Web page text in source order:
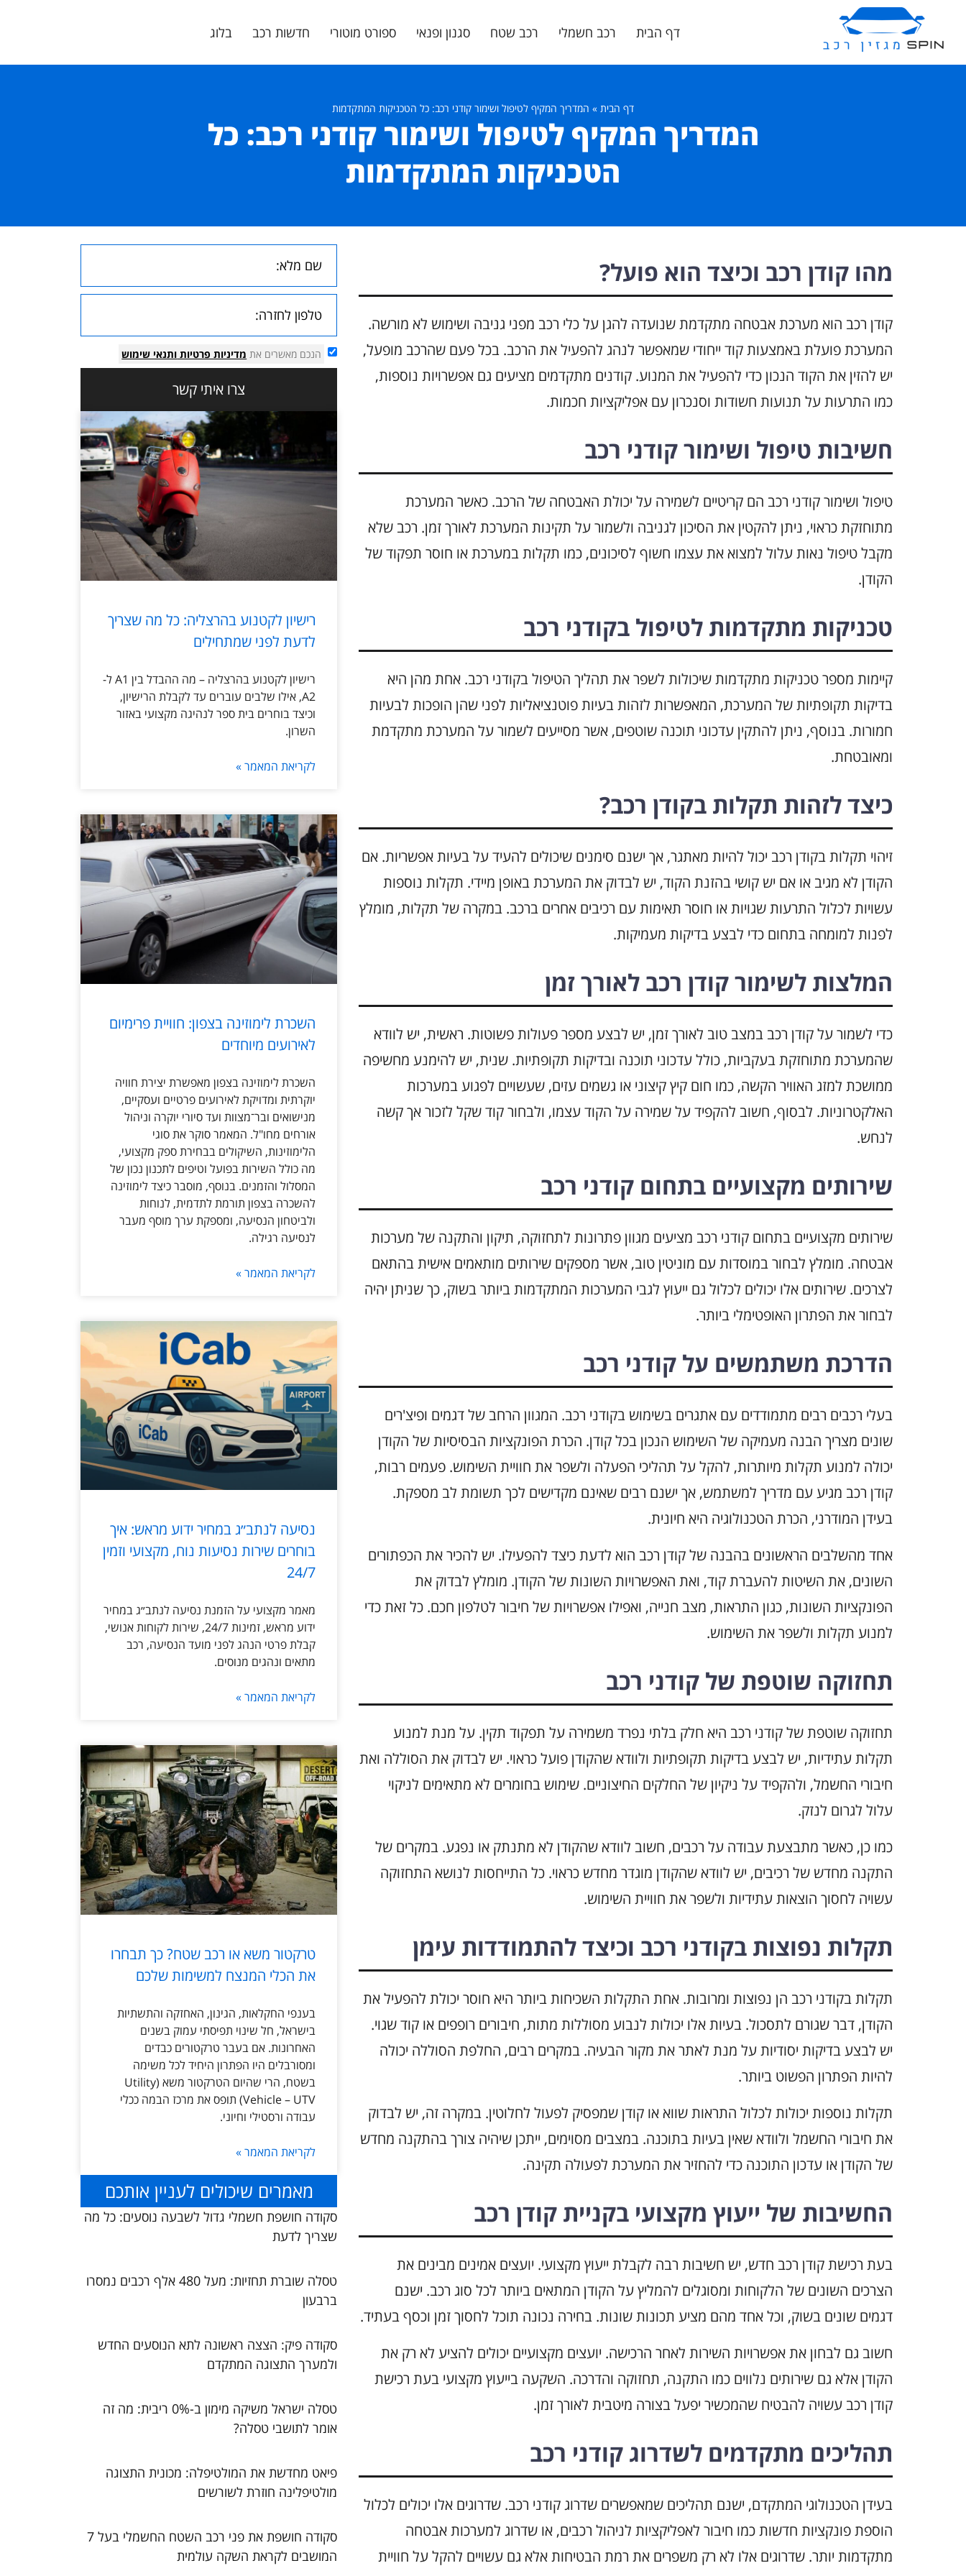
דף הבית רכב חשמלי רכב שטח סגנון ופנאי ספורט מוטורי חדשות רכב בלוג
דף הבית » המדריך המקיף לטיפול ושימור קודני רכב: כל הטכניקות המתקדמות
המדריך המקיף לטיפול ושימור קודני רכב: כל
הטכניקות המתקדמות
מהו קודן רכב וכיצד הוא פועל?
קודן רכב הוא מערכת אבטחה מתקדמת שנועדה להגן על כלי רכב מפני גניבה ושימוש לא מורשה.
המערכת פועלת באמצעות קוד ייחודי שמאפשר לנהג להפעיל את הרכב. בכל פעם שהרכב מופעל,
יש להזין את הקוד הנכון כדי להפעיל את המנוע. קודנים מתקדמים מציעים גם אפשרויות נוספות,
כמו התרעות על תנועות חשודות וסנכרון עם אפליקציות חכמות.
חשיבות טיפול ושימור קודני רכב
טיפול ושימור קודני רכב הם קריטיים לשמירה על יכולת האבטחה של הרכב. כאשר המערכת
מתוחזקת כראוי, ניתן להקטין את הסיכון לגניבה ולשמור על תקינות המערכת לאורך זמן. רכב שלא
מקבל טיפול נאות עלול למצוא את עצמו חשוף לסיכונים, כמו תקלות במערכת או חוסר תפקוד של
הקודן.
טכניקות מתקדמות לטיפול בקודני רכב
קיימות מספר טכניקות מתקדמות שיכולות לשפר את תהליך הטיפול בקודני רכב. אחת מהן היא
בדיקות תקופתיות של המערכת, המאפשרות לזהות בעיות פוטנציאליות לפני שהן הופכות לבעיות
חמורות. בנוסף, ניתן להתקין עדכוני תוכנה שוטפים, אשר מסייעים לשמור על המערכת מתקדמת
ומאובטחת.
כיצד לזהות תקלות בקודן רכב?
זיהוי תקלות בקודן רכב יכול להיות מאתגר, אך ישנם סימנים שיכולים להעיד על בעיות אפשריות. אם
הקודן לא מגיב או אם יש קושי בהזנת הקוד, יש לבדוק את המערכת באופן מיידי. תקלות נוספות
עשויות לכלול התרעות שגויות או חוסר תאימות עם רכיבים אחרים ברכב. במקרה של תקלות, מומלץ
לפנות למומחה בתחום כדי לבצע בדיקות מעמיקות.
המלצות לשימור קודן רכב לאורך זמן
כדי לשמור על קודן רכב במצב טוב לאורך זמן, יש לבצע מספר פעולות פשוטות. ראשית, יש לוודא
שהמערכת מתוחזקת בעקביות, כולל עדכוני תוכנה ובדיקות תקופתיות. שנית, יש להימנע מחשיפה
ממושכת למזג האוויר הקשה, כמו חום קיץ קיצוני או גשמים עזים, שעשויים לפגוע במערכות
האלקטרוניות. לבסוף, חשוב להקפיד על שמירה על הקוד עצמו, ולבחור קוד שקל לזכור אך קשה
לנחש.
שירותים מקצועיים בתחום קודני רכב
שירותים מקצועיים בתחום קודני רכב מציעים מגוון פתרונות לתחזוקה, תיקון והתקנה של מערכות
אבטחה. מומלץ לבחור במוסדות עם מוניטין טוב, אשר מספקים שירותים מותאמים אישית בהתאם
לצרכים. שירותים אלו יכולים לכלול גם ייעוץ לגבי המערכות המתקדמות ביותר בשוק, כך שניתן יהיה
לבחור את הפתרון האופטימלי ביותר.
הדרכת משתמשים על קודני רכב
בעלי רכבים רבים מתמודדים עם אתגרים בשימוש בקודני רכב. המגוון הרחב של דגמים ופיצ'רים
שונים מצריך הבנה מעמיקה של השימוש הנכון בכל קודן. הכרת הפונקציות הבסיסיות של הקודן
יכולה למנוע תקלות מיותרות, להקל על תהליכי הפעלה ולשפר את חוויית השימוש. פעמים רבות,
קודן רכב מגיע עם מדריך למשתמש, אך ישנם רבים שאינם מקדישים לכך תשומת לב מספקת.
בעידן המודרני, הכרת הטכנולוגיה היא חיונית.
אחד מהשלבים הראשונים בהבנה של קודן רכב הוא לדעת כיצד להפעילו. יש להכיר את הכפתורים
השונים, את השיטות להעברת קוד, ואת האפשרויות השונות של הקודן. מומלץ לבדוק את
הפונקציות השונות, כגון התראות, מצב חנייה, ואפילו אפשרויות של חיבור לטלפון חכם. כל זאת כדי
למנוע תקלות ולשפר את השימוש.
תחזוקה שוטפת של קודני רכב
תחזוקה שוטפת של קודני רכב היא חלק בלתי נפרד משמירה על תפקוד תקין. על מנת למנוע
תקלות עתידיות, יש לבצע בדיקות תקופתיות ולוודא שהקודן פועל כראוי. יש לבדוק את הסוללה ואת
חיבורי החשמל, ולהקפיד על ניקיון של החלקים החיצוניים. שימוש בחומרים לא מתאימים לניקוי
עלול לגרום לנזק.
כמו כן, כאשר מתבצעת עבודה על רכבים, חשוב לוודא שהקודן לא מתנתק או נפגע. במקרים של
התקנה מחדש של רכיבים, יש לוודא שהקודן מוגדר מחדש כראוי. כל התייחסות לנושא התחזוקה
עשויה לחסוך הוצאות עתידיות ולשפר את חוויית השימוש.
תקלות נפוצות בקודני רכב וכיצד להתמודדות עימן
תקלות בקודני רכב הן נפוצות ומרובות. אחת התקלות השכיחות ביותר היא חוסר יכולת להפעיל את
הקודן, דבר שגורם לתסכול. בעיות אלו יכולות לנבוע מסוללות מתות, חיבורים רופפים או קוד שגוי.
יש לבצע בדיקות יסודיות על מנת לאתר את מקור הבעיה. במקרים רבים, החלפת הסוללה יכולה
להיות הפתרון הפשוט ביותר.
תקלות נוספות יכולות לכלול התראות שווא או קודן שמפסיק לפעול לחלוטין. במקרה זה, יש לבדוק
את חיבורי החשמל ולוודא שאין בעיות בתוכנה. במצבים מסוימים, ייתכן שיהיה צורך בהתקנה מחדש
של הקודן או עדכון התוכנה כדי להחזיר את המערכת לפעולה תקינה.
החשיבות של ייעוץ מקצועי בקניית קודן רכב
בעת רכישת קודן רכב חדש, יש חשיבות רבה לקבלת ייעוץ מקצועי. יועצים אמינים מבינים את
הצרכים השונים של הלקוחות ומסוגלים להמליץ על הקודן המתאים ביותר לכל סוג רכב. ישנם
דגמים שונים בשוק, וכל אחד מהם מציע תכונות שונות. בחירה נכונה תוכל לחסוך זמן וכסף בעתיד.
חשוב גם לבחון את אפשרויות השירות לאחר הרכישה. יועצים מקצועיים יכולים להציע לא רק את
הקודן אלא גם שירותים נלווים כמו התקנה, תחזוקה והדרכה. השקעה בייעוץ מקצועי בעת רכישת
קודן רכב עשויה להבטיח שהמכשיר יפעל בצורה מיטבית לאורך זמן.
תהליכים מתקדמים לשדרוג קודני רכב
בעידן הטכנולוגי המתקדם, ישנם תהליכים שמאפשרים שדרוג קודני רכב. שדרוגים אלו יכולים לכלול
הוספת פונקציות חדשות כמו חיבור לאפליקציות לניהול רכבים, או שדרוג למערכות אבטחה
מתקדמות יותר. שדרוגים אלו לא רק משפרים את רמת הבטיחות אלא גם עשויים להקל על חוויית
הנכם מאשרים את מדיניות פרטיות ותנאי שימוש
צרו איתי קשר
רישיון לקטנוע בהרצליה: כל מה שצריך
לדעת לפני שמתחילים
רישיון לקטנוע בהרצליה – מה ההבדל בין A1 ל-
A2, אילו שלבים עוברים עד לקבלת הרישיון,
וכיצד בוחרים בית ספר לנהיגה מקצועי באזור
השרון.
לקריאת המאמר »
השכרת לימוזינה בצפון: חוויית פרימיום
לאירועים מיוחדים
השכרת לימוזינה בצפון מאפשרת יצירת חוויה
יוקרתית ומדויקת לאירועים פרטיים ועסקיים,
מנישואים ובר־מצוות ועד סיורי יוקרה וניהול
אורחים מחו"ל. המאמר סוקר את סוגי
הלימוזינות, השיקולים בבחירת ספק מקצועי,
מה כולל השירות בפועל וטיפים לתכנון נכון של
המסלול והזמנים. בנוסף, מוסבר כיצד לימוזינה
להשכרה בצפון תורמת לתדמית, לנוחות
ולביטחון הנסיעה, ומספקת ערך מוסף מעבר
לנסיעה רגילה.
לקריאת המאמר »
נסיעה לנתב״ג במחיר ידוע מראש: איך
בוחרים שירות נסיעות נוח, מקצועי וזמין
24/7
מאמר מקצועי על הזמנת נסיעה לנתב״ג במחיר
ידוע מראש, זמינות 24/7, שירות לקוחות אנושי,
קבלת פרטי הנהג לפני מועד הנסיעה, רכב
מתאים ונהגים מנוסים.
לקריאת המאמר »
טרקטור משא או רכב שטח? כך תבחרו
את הכלי המנצח למשימות שלכם
בענפי החקלאות, הגינון, האחזקה והתשתיות
בישראל, חל שינוי תפיסתי עמוק בשנים
האחרונות. אם בעבר טרקטורים כבדים
ומסורבלים היו הפתרון היחיד לכל משימה
בשטח, הרי שהיום הטרקטור משא (Utility
Vehicle – UTV) תופס את מרכז הבמה ככלי
עבודה ורסטילי וחיוני.
לקריאת המאמר »
מאמרים שיכולים לעניין אותכם
סקודה חושפת חשמלי גדול לשבעה נוסעים: כל מה
שצריך לדעת
טסלה שוברת תחזיות: מעל 480 אלף רכבים נמסרו
ברבעון
סקודה פיק: הצצה ראשונה לתא הנוסעים החדש
ולמערך התצוגה המתקדם
טסלה ישראל משיקה מימון ב-0% ריבית: מה זה
אומר לתושבי טסלה?
פיאט מחדשת את המולטיפלה: מכונית התצוגה
מולטיפלינה חוזרת לשורשים
סקודה חושפת את פני רכב השטח החשמלי בעל 7
המושבים לקראת השקה עולמית